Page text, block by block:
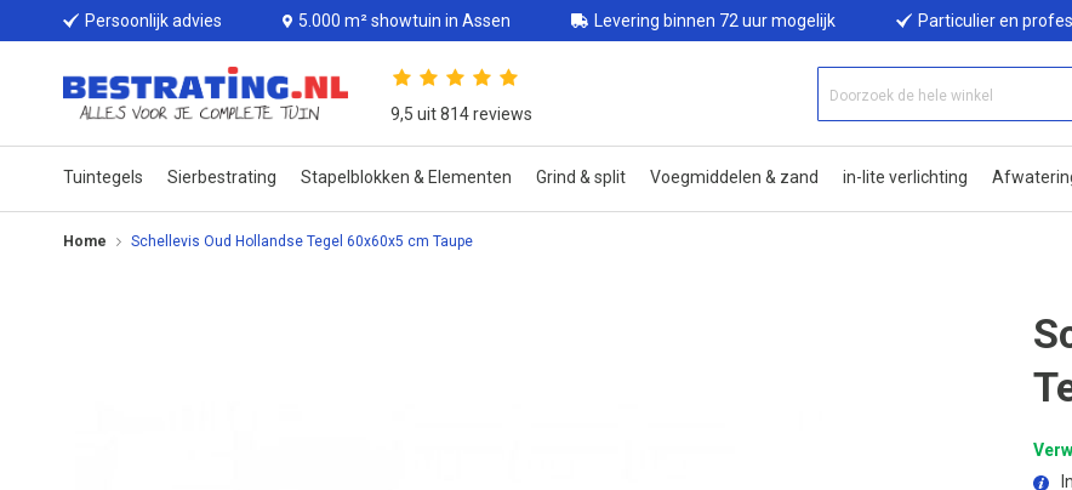
Persoonlijk advies 5.000 m² showtuin in Assen Levering binnen 72 uur mogelijk Particulier en
9,5 uit 814 reviews
Tuintegels Sierbestrating Stapelblokken & Elementen Grind & split Voegmiddelen & zand in-lite verlichting
Home Schellevis Oud Hollandse Tegel 60x60x5 cm Taupe